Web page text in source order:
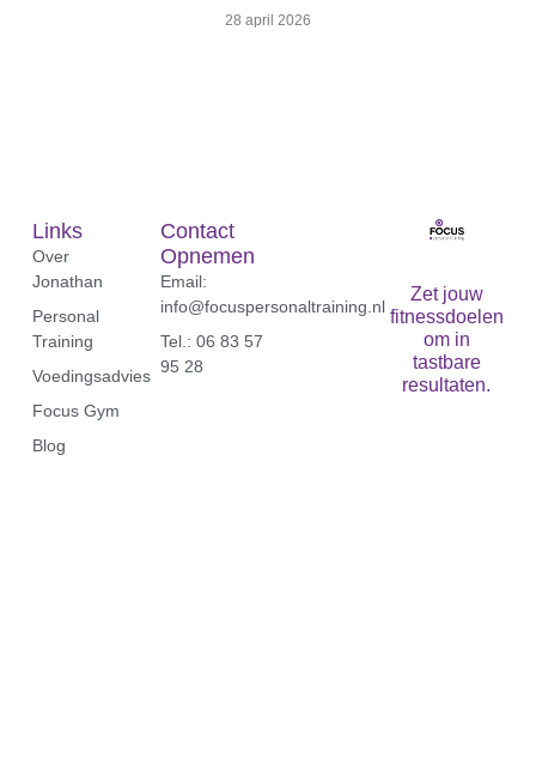
28 april 2026
Zet jouw
fitnessdoelen
om in
tastbare
resultaten.
Links
Over
Jonathan
Personal
Training
Voedingsadvies
Focus Gym
Blog
Contact
Opnemen
Email:
info@focuspersonaltraining.nl
Tel.: 06 83 57
95 28‬